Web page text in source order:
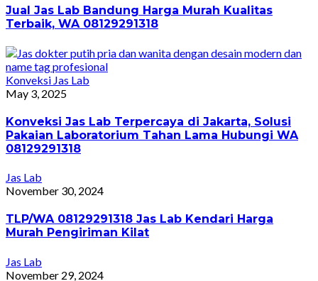
Jual Jas Lab Bandung Harga Murah Kualitas
Terbaik, WA 08129291318
Konveksi Jas Lab
May 3, 2025
Konveksi Jas Lab Terpercaya di Jakarta, Solusi
Pakaian Laboratorium Tahan Lama Hubungi WA
08129291318
Jas Lab
November 30, 2024
TLP/WA 08129291318 Jas Lab Kendari Harga
Murah Pengiriman Kilat
Jas Lab
November 29, 2024